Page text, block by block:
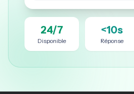
24/7
Disponible
<10s
Réponse